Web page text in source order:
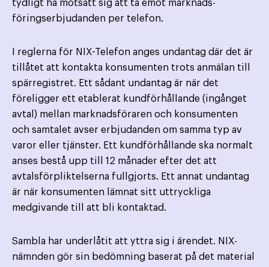
tydligt ha motsatt sig att ta emot marknads­
föringserbjudanden per telefon.
I reglerna för NIX-Telefon anges undantag där det är
tillåtet att kontakta konsumenten trots anmälan till
spärregistret. Ett sådant undantag är när det
föreligger ett etablerat kundförhållande (ingånget
avtal) mellan marknads­föraren och konsumenten
och samtalet avser erbjudanden om samma typ av
varor eller tjänster. Ett kund­förhållande ska normalt
anses bestå upp till 12 månader efter det att
avtalsförpliktelserna fullgjorts. Ett annat undantag
är när konsumenten lämnat sitt uttryckliga
medgivande till att bli kontaktad.
Sambla har underlåtit att yttra sig i ärendet. NIX-
nämnden gör sin bedömning baserat på det material